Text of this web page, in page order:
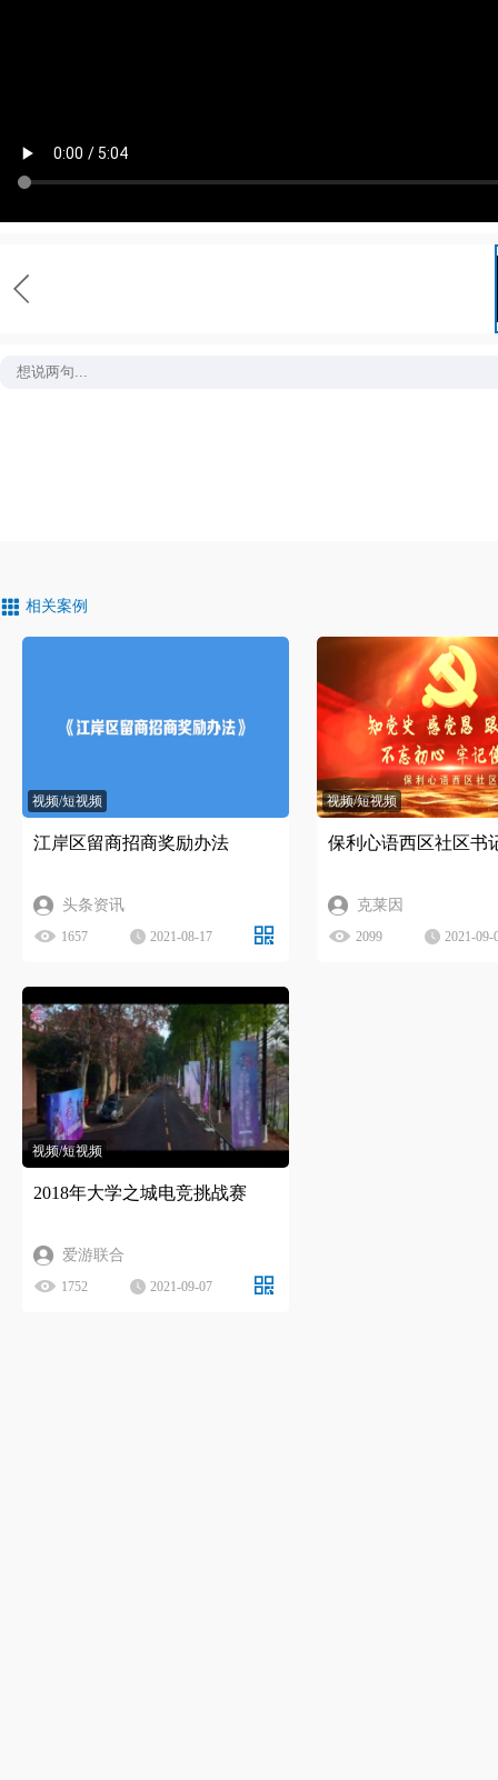
相关案例
视频/短视频
江岸区留商招商奖励办法
头条资讯
1657 2021-08-17
视频/短视频
保利心语西区社区书
克莱因
2099 2021-09-
视频/短视频
2018年大学之城电竞挑战赛
爱游联合
1752 2021-09-07